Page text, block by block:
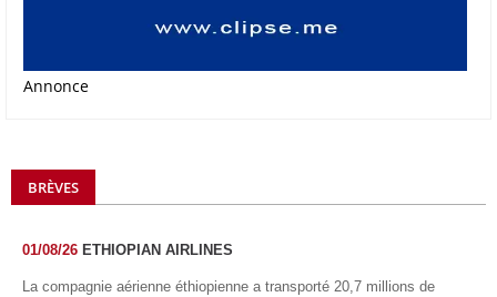
Annonce
BRÈVES
01/08/26 ETHIOPIAN AIRLINES
La compagnie aérienne éthiopienne a transporté 20,7 millions de